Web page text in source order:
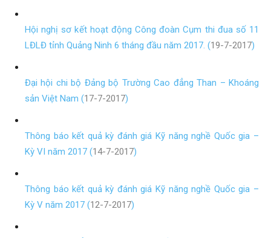
Hội nghị sơ kết hoạt động Công đoàn Cụm thi đua số 11
LĐLĐ tỉnh Quảng Ninh 6 tháng đầu năm 2017. (19-7-2017)
Đại hội chi bộ Đảng bộ Trường Cao đẳng Than – Khoáng
sản Việt Nam (17-7-2017)
Thông báo kết quả kỳ đánh giá Kỹ năng nghề Quốc gia –
Kỳ VI năm 2017 (14-7-2017)
Thông báo kết quả kỳ đánh giá Kỹ năng nghề Quốc gia –
Kỳ V năm 2017 (12-7-2017)